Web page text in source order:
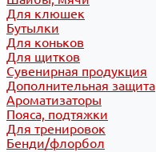
Для клюшек
Бутылки
Для коньков
Для щитков
Сувенирная продукция
Дополнительная защита
Ароматизаторы
Пояса, подтяжки
Для тренировок
Бенди/флорбол